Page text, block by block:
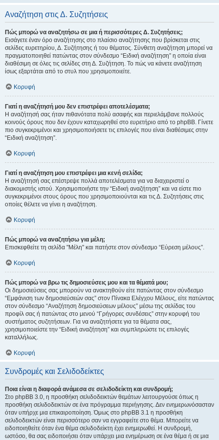
Αναζήτηση στις Δ. Συζητήσεις
Πώς μπορώ να αναζητήσω σε μια ή περισσότερες Δ. Συζητήσεις;
Εισάγετε έναν όρο αναζήτησης στο πλαίσιο αναζήτησης που βρίσκεται στις
σελίδες ευρετηρίου, Δ. Συζήτησης ή του θέματος. Σύνθετη αναζήτηση μπορεί να
πραγματοποιηθεί πατώντας στον σύνδεσμο “Ειδική αναζήτηση” η οποία είναι
διαθέσιμη σε όλες τις σελίδες στη Δ. Συζήτηση. Το πώς να κάνετε αναζήτηση
ίσως εξαρτάται από το στυλ που χρησιμοποιείτε.
Κορυφή
Γιατί η αναζήτησή μου δεν επιστρέφει αποτελέσματα;
Η αναζήτησή σας ήταν πιθανότατα πολύ ασαφής και περιελάμβανε πολλούς
κοινούς όρους που δεν έχουν καταχωρηθεί στο ευρετήριο από το phpBB. Γίνετε
πιο συγκεκριμένοι και χρησιμοποιήσετε τις επιλογές που είναι διαθέσιμες στην
“Ειδική αναζήτηση”.
Κορυφή
Γιατί η αναζήτηση μου επιστρέφει μια κενή σελίδα;
Η αναζήτησή σας επέστρεψε πολλά αποτελέσματα για να διαχειριστεί ο
διακομιστής ιστού. Χρησιμοποιήστε την “Ειδική αναζήτηση” και να είστε πιο
συγκεκριμένοι στους όρους που χρησιμοποιούνται και τις Δ. Συζητήσεις στις
οποίες θέλετε να γίνει η αναζήτηση.
Κορυφή
Πώς μπορώ να αναζητήσω για μέλη;
Επισκεφθείτε τη σελίδα "Μέλη" και πατήστε στον σύνδεσμο “Εύρεση μέλους”.
Κορυφή
Πώς μπορώ να βρω τις δημοσιεύσεις μου και τα θέματά μου;
Οι δημοσιεύσεις σας μπορούν να ανακτηθούν είτε πατώντας στον σύνδεσμο
“Εμφάνιση των δημοσιεύσεών σας” στον Πίνακα Ελέγχου Μέλους, είτε πατώντας
στον σύνδεσμο “Αναζήτηση δημοσιεύσεων μέλους” μέσω της σελίδας του
προφίλ σας ή πατώντας στο μενού “Γρήγορες συνδέσεις” στην κορυφή του
συστήματος συζητήσεων. Για να αναζητήσετε για τα θέματα σας,
χρησιμοποιείστε την “Ειδική αναζήτηση” και συμπληρώστε τις επιλογές
καταλλήλως.
Κορυφή
Συνδρομές και Σελιδοδείκτες
Ποια είναι η διαφορά ανάμεσα σε σελιδοδείκτη και συνδρομή;
Στο phpBB 3.0, η προσθήκη σελιδοδεικτών θεμάτων λειτουργούσε όπως η
προσθήκη σελιδοδεικτών σε ένα πρόγραμμα περιήγησης. Δεν ενημερωνόσασταν
όταν υπήρχε μια επικαιροποίηση. Όμως στο phpBB 3.1 η προσθήκη
σελιδοδεικτών είναι περισσότερο σαν να εγγραφείτε στο θέμα. Μπορείτε να
ειδοποιηθείτε όταν ένα θέμα σελιδοδείκτη έχει ενημερωθεί. Η συνδρομή,
ωστόσο, θα σας ειδοποιήσει όταν υπάρχει μια ενημέρωση σε ένα θέμα ή σε μια